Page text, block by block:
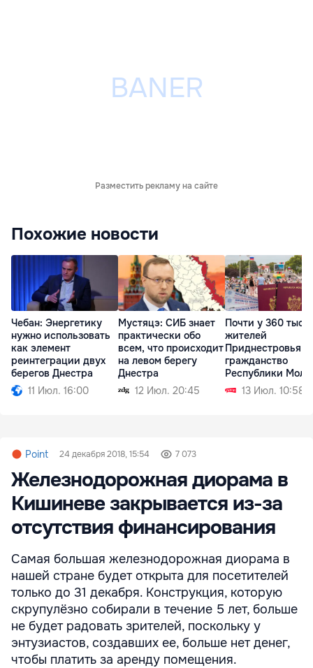
Разместить рекламу на сайте
Похожие новости
Чебан: Энергетику
нужно использовать
как элемент
реинтеграции двух
берегов Днестра
11 Июл. 16:00
Мустяцэ: СИБ знает
практически обо
всем, что происходит
на левом берегу
Днестра
12 Июл. 20:45
Почти у 360
жителей
Приднестровья
гражданство
Республики
13 Июл. 10:58
Point 24 декабря 2018, 15:54 7 073
Железнодорожная диорама в
Кишиневе закрывается из-за
отсутствия финансирования
Самая большая железнодорожная диорама в
нашей стране будет открыта для посетителей
только до 31 декабря. Конструкция, которую
скрупулёзно собирали в течение 5 лет, больше
не будет радовать зрителей, поскольку у
энтузиастов, создавших ее, больше нет денег,
чтобы платить за аренду помещения.